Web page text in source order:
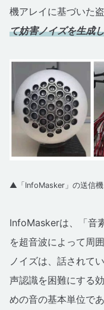
機アレイに基づいた
て妨害ノイズを生成
▲「InfoMasker」の送信機
InfoMaskerは、「音
を超音波によって周
ノイズは、話されて
声認識を困難にする
めの音の基本単位で